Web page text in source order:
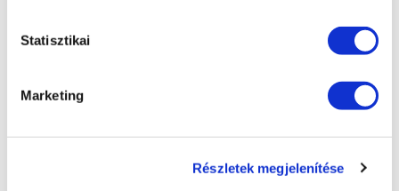
Statisztikai
Marketing
Részletek megjelenítése